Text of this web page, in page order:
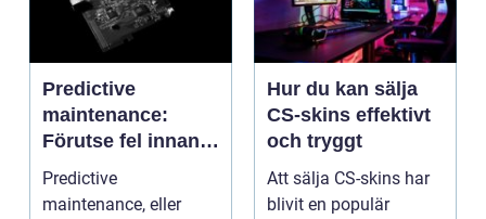
Predictive
maintenance:
Förutse fel innan
de uppstår med
hjälp av sensorer
Predictive
maintenance, eller
Hur du kan sälja
CS-skins effektivt
och tryggt
Att sälja CS-skins har
blivit en populär